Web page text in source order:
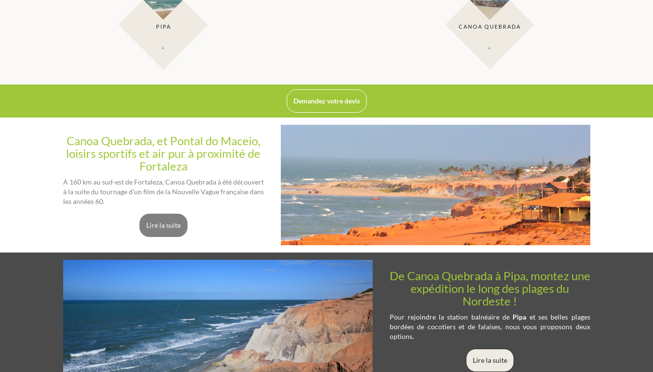
PIPA
+
CANOA QUEBRADA
+
Demandez votre devis
Canoa Quebrada, et Pontal do Maceio,
loisirs sportifs et air pur à proximité de
Fortaleza
A 160 km au sud-est de Fortaleza, Canoa Quebrada à été découvert
à la suite du tournage d’un film de la Nouvelle Vague française dans
les années 60.
Lire la suite
De Canoa Quebrada à Pipa, montez une
expédition le long des plages du
Nordeste !
Pour rejoindre la station balnéaire de Pipa et ses belles plages
bordées de cocotiers et de falaises, nous vous proposons deux
options.
Lire la suite